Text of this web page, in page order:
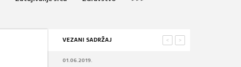
VEZANI SADRŽAJ >
<
01.06.2019.